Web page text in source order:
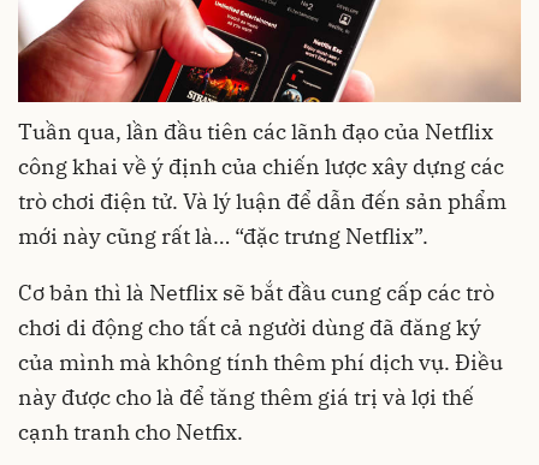
Tuần qua, lần đầu tiên các lãnh đạo của Netflix
công khai về ý định của chiến lược xây dựng các
trò chơi điện tử. Và lý luận để dẫn đến sản phẩm
mới này cũng rất là… “đặc trưng Netflix”.
Cơ bản thì là Netflix sẽ bắt đầu cung cấp các trò
chơi di động cho tất cả người dùng đã đăng ký
của mình mà không tính thêm phí dịch vụ. Điều
này được cho là để tăng thêm giá trị và lợi thế
cạnh tranh cho Netfix.